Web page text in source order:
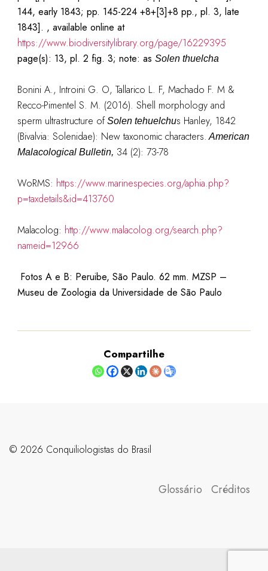
144, early 1843; pp. 145-224 +8+[3]+8 pp., pl. 3, late
1843]. , available online at
https://www.biodiversitylibrary.org/page/16229395
page(s): 13, pl. 2 fig. 3; note: as Solen thuelcha
Bonini A., Introini G. O, Tallarico L. F, Machado F. M &
Recco-Pimentel S. M. (2016). Shell morphology and
sperm ultrastructure ofSolen tehuelchus Hanley, 1842
(Bivalvia: Solenidae): New taxonomic characters. American
Malacological Bulletin, 34 (2): 73-78
WoRMS: https://www.marinespecies.org/aphia.php?
p=taxdetails&id=413760
Malacolog: http://www.malacolog.org/search.php?
nameid=12966
Fotos A e B: Peruibe, São Paulo. 62 mm. MZSP –
Museu de Zoologia da Universidade de São Paulo
Compartilhe
©️ 2026 Conquiliologistas do Brasil
Glossário Créditos